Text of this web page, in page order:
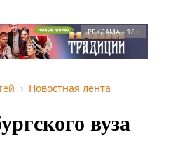
РЕКЛАМА • 18+
Новостная лента
вуза